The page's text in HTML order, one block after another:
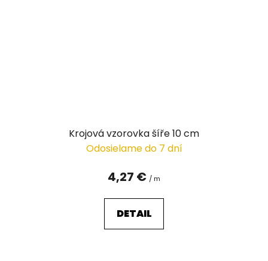
Krojová vzorovka šíře 10 cm
Odosielame do 7 dní
4,27 € / m
DETAIL